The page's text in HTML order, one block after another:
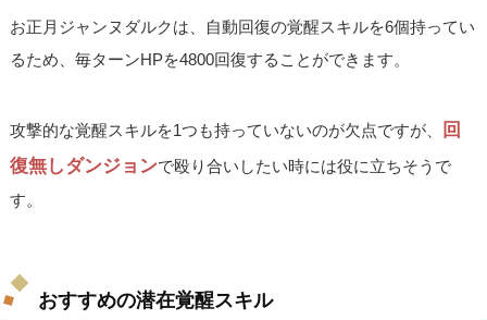
お正月ジャンヌダルクは、自動回復の覚醒スキルを6個持ってい
るため、毎ターンHPを4800回復することができます。
攻撃的な覚醒スキルを1つも持っていないのが欠点ですが、
回
復無しダンジョンで殴り合いしたい時には役に立ちそうで
す。
おすすめの潜在覚醒スキル